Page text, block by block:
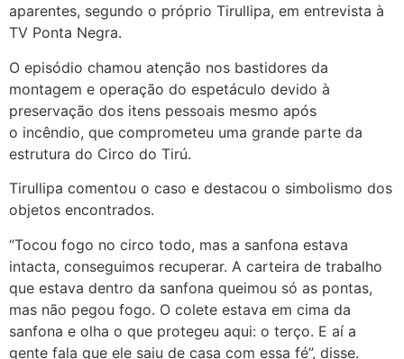
aparentes, segundo o próprio Tirullipa, em entrevista à
TV Ponta Negra.
O episódio chamou atenção nos bastidores da
montagem e operação do espetáculo devido à
preservação dos itens pessoais mesmo após
o incêndio, que comprometeu uma grande parte da
estrutura do Circo do Tirú.
Tirullipa comentou o caso e destacou o simbolismo dos
objetos encontrados.
“Tocou fogo no circo todo, mas a sanfona estava
intacta, conseguimos recuperar. A carteira de trabalho
que estava dentro da sanfona queimou só as pontas,
mas não pegou fogo. O colete estava em cima da
sanfona e olha o que protegeu aqui: o terço. E aí a
gente fala que ele saiu de casa com essa fé”, disse.